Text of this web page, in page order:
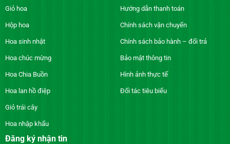
Giỏ hoa
Hộp hoa
Hoa sinh nhật
Hoa chúc mừng
Hoa Chia Buồn
Hoa lan hồ điệp
Giỏ trái cây
Hoa nhập khẩu
Hướng dẫn thanh toán
Chính sách vận chuyển
Chính sách bảo hành – đổi trả
Bảo mật thông tin
Hình ảnh thực tế
Đối tác tiêu biểu
Đăng ký nhận tin